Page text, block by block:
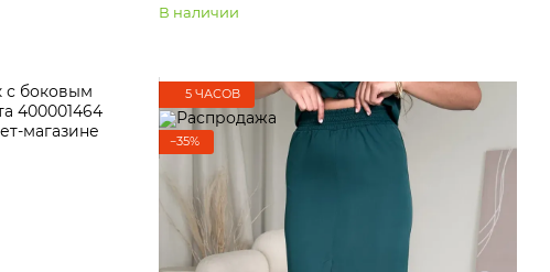
В наличии
5 ЧАСОВ
−35%